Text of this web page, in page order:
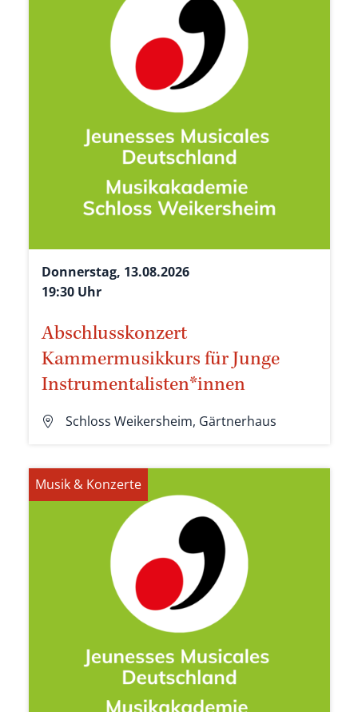
Donnerstag, 13.08.2026
19:30 Uhr
Abschlusskonzert
Kammermusikkurs für Junge
Instrumentalisten*innen
Schloss Weikersheim, Gärtnerhaus
Musik & Konzerte